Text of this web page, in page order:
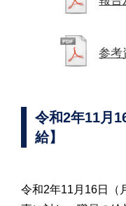
参考
令和2年11月
給】
令和2年11月16日（